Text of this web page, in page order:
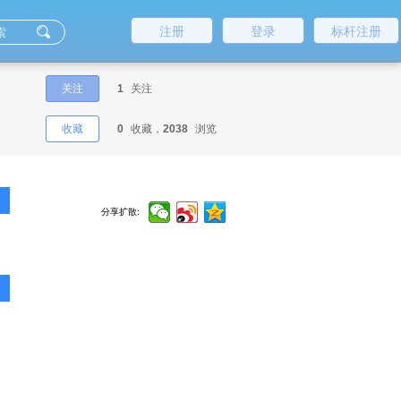
标杆注册
登录
注册
关注 1 关注
收藏 0 收藏， 2038 浏览
分享扩散: